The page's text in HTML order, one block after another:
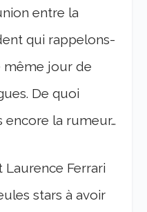
entre la
qui rappelons-
même jour de
De quoi
la rumeur…
Laurence Ferrari
stars à avoir